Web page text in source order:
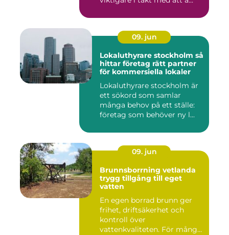
09. jun
Lokaluthyrare stockholm så
hittar företag rätt partner
för kommersiella lokaler
Lokaluthyrare stockholm är
ett sökord som samlar
många behov på ett ställe:
företag som behöver ny l...
09. jun
Brunnsborrning vetlanda
trygg tillgång till eget
vatten
En egen borrad brunn ger
frihet, driftsäkerhet och
kontroll över
vattenkvaliteten. För många